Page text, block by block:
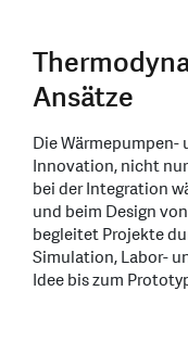
Ansätze
Die
Innovation, nicht
bei der Integration
und beim Design
begleitet Projekte
Simulation, Labor-
Idee bis zum